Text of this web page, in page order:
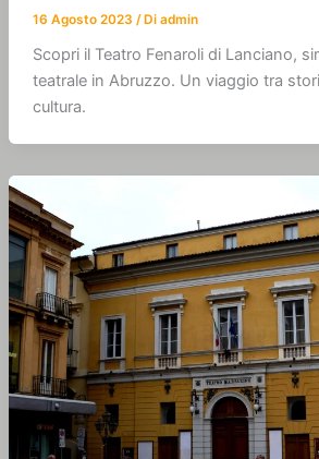
16 Agosto 2023 / Di admin
Scopri il Teatro Fenaroli di Lanciano,
teatrale in Abruzzo. Un viaggio tra
cultura.